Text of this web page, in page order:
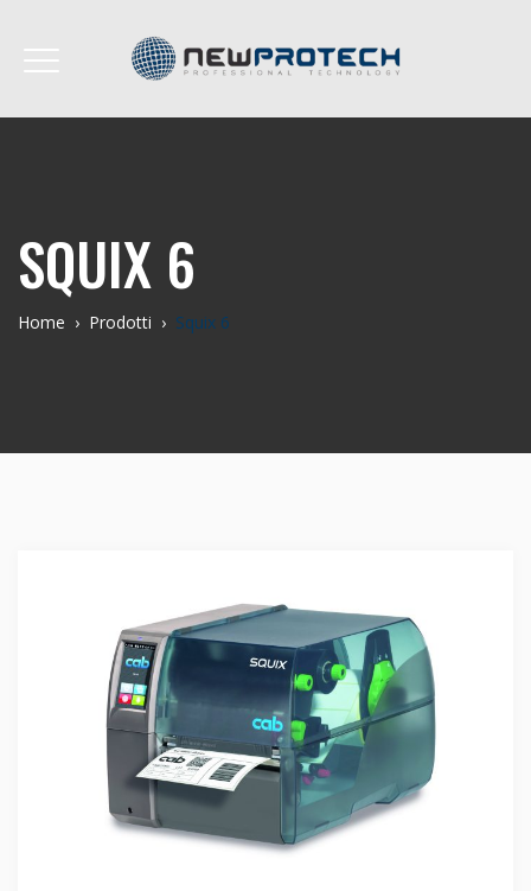
SQUIX 6
Home › Prodotti › Squix 6